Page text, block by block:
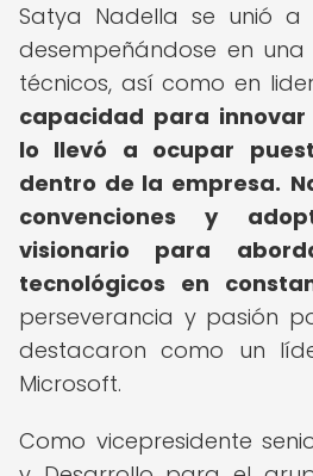
Satya Nadella se unió a
desempeñándose en
técnicos, así como en
capacidad para
lo llevó a ocupar
dentro de la empresa.
convenciones y
visionario para
tecnológicos en
perseverancia y pasión
destacaron como un
Microsoft.
Como vicepresidente